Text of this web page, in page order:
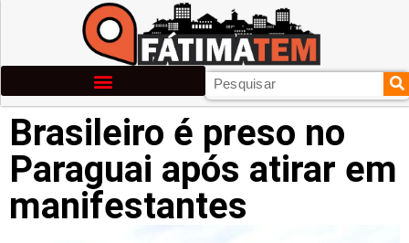
Brasileiro é preso no
Paraguai após atirar em
manifestantes